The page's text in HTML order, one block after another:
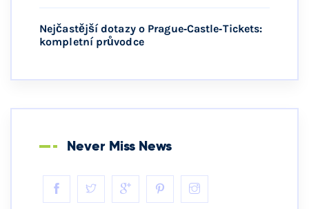
Nejčastější dotazy o Prague‑Castle‑Tickets:
kompletní průvodce
Never Miss News